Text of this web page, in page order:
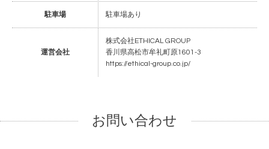
駐車場 駐車場あり
運営会社
株式会社ETHICAL GROUP
香川県高松市牟礼町原1601-3
https://ethical-group.co.jp/
お問い合わせ